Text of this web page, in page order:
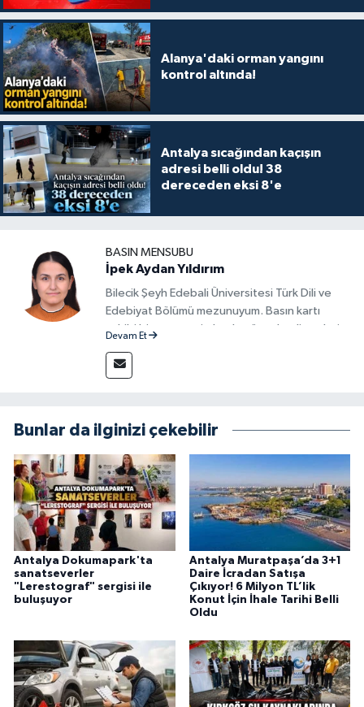
Alanya'daki orman yangını
kontrol altında!
Antalya sıcağından kaçışın
adresi belli oldu! 38
dereceden eksi 8'e
BASIN MENSUBU
İpek Aydan Yıldırım
Bilecik Şeyh Edebali Üniversitesi Türk Dili ve
Edebiyat Bölümü mezunuyum. Basın kartı
sahibi bir gazeteci olarak, güncel gelişmeleri
güvenilir ve tarafsız bilgilerle buluşturmayı
amaçlıyorum. Habercilik anlayışımda etik
alanlarda ürettiğim içeriklerle kamuoyuna
fayda sağla
Devam Et
Bunlar da ilginizi çekebilir
Antalya Dokumapark'ta
sanatseverler
"Lerestograf" sergisi ile
buluşuyor
Antalya Muratpaşa’da 3+1
Daire İcradan Satışa
Çıkıyor! 6 Milyon TL’lik
Konut İçin İhale Tarihi Belli
Oldu